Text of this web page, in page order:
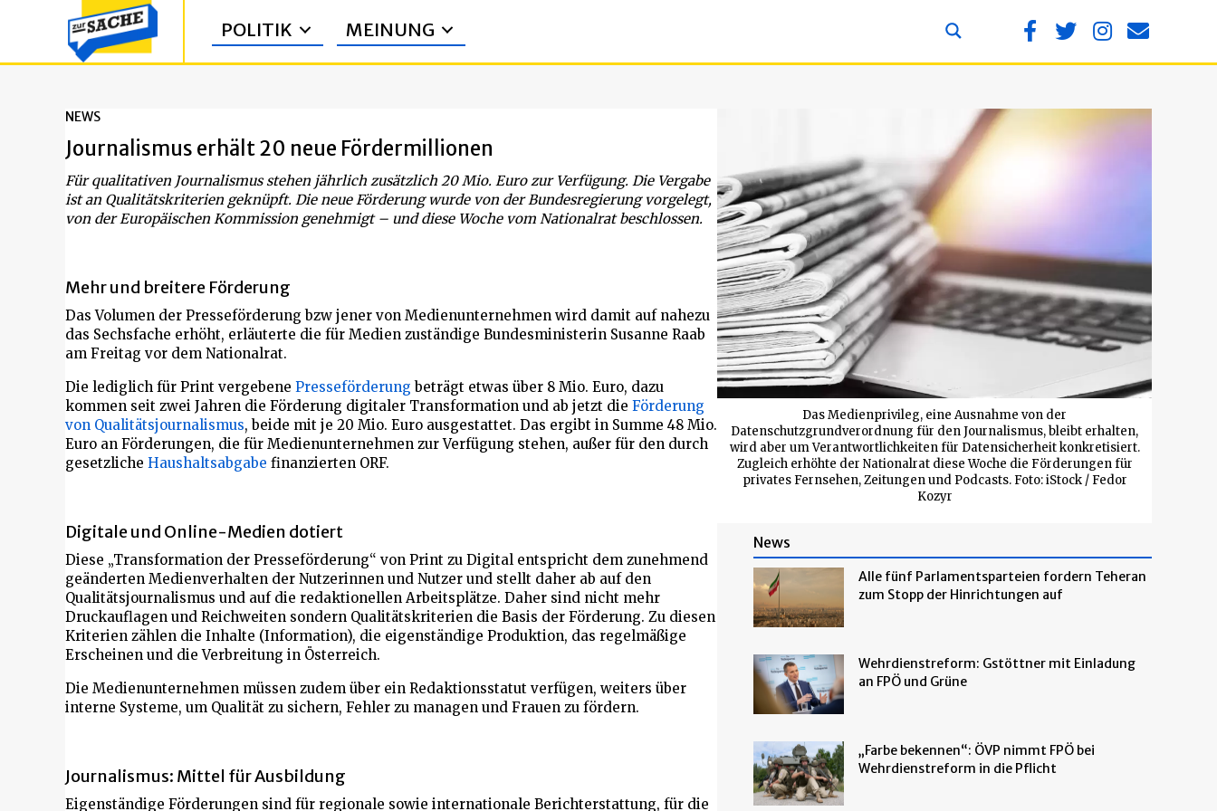
POLITIK MEINUNG
NEWS
Journalismus erhält 20 neue Fördermillionen
Für qualitativen Journalismus stehen jährlich zusätzlich 20 Mio. Euro zur Verfügung. Die Vergabe
ist an Qualitätskriterien geknüpft. Die neue Förderung wurde von der Bundesregierung vorgelegt,
von der Europäischen Kommission genehmigt – und diese Woche vom Nationalrat beschlossen.
Mehr und breitere Förderung
Das Volumen der Presseförderung bzw jener von Medienunternehmen wird damit auf nahezu
das Sechsfache erhöht, erläuterte die für Medien zuständige Bundesministerin Susanne Raab
am Freitag vor dem Nationalrat.
Die lediglich für Print vergebene Presseförderung beträgt etwas über 8 Mio. Euro, dazu
kommen seit zwei Jahren die Förderung digitaler Transformation und ab jetzt die Förderung
von Qualitätsjournalismus, beide mit je 20 Mio. Euro ausgestattet. Das ergibt in Summe 48 Mio.
Euro an Förderungen, die für Medienunternehmen zur Verfügung stehen, außer für den durch
gesetzliche Haushaltsabgabe finanzierten ORF.
Digitale und Online-Medien dotiert
Diese „Transformation der Presseförderung“ von Print zu Digital entspricht dem zunehmend
geänderten Medienverhalten der Nutzerinnen und Nutzer und stellt daher ab auf den
Qualitätsjournalismus und auf die redaktionellen Arbeitsplätze. Daher sind nicht mehr
Druckauflagen und Reichweiten sondern Qualitätskriterien die Basis der Förderung. Zu diesen
Kriterien zählen die Inhalte (Information), die eigenständige Produktion, das regelmäßige
Erscheinen und die Verbreitung in Österreich.
Die Medienunternehmen müssen zudem über ein Redaktionsstatut verfügen, weiters über
interne Systeme, um Qualität zu sichern, Fehler zu managen und Frauen zu fördern.
Journalismus: Mittel für Ausbildung
Eigenständige Förderungen sind für regionale sowie internationale Berichterstattung, für die
Das Medienprivileg, eine Ausnahme von der
Datenschutzgrundverordnung für den Journalismus, bleibt erhalten,
wird aber um Verantwortlichkeiten für Datensicherheit konkretisiert.
Zugleich erhöhte der Nationalrat diese Woche die Förderungen für
privates Fernsehen, Zeitungen und Podcasts. Foto: iStock / Fedor
Kozyr
News
Alle fünf Parlamentsparteien fordern Teheran
zum Stopp der Hinrichtungen auf
Wehrdienstreform: Gstöttner mit Einladung
an FPÖ und Grüne
„Farbe bekennen“: ÖVP nimmt FPÖ bei
Wehrdienstreform in die Pflicht